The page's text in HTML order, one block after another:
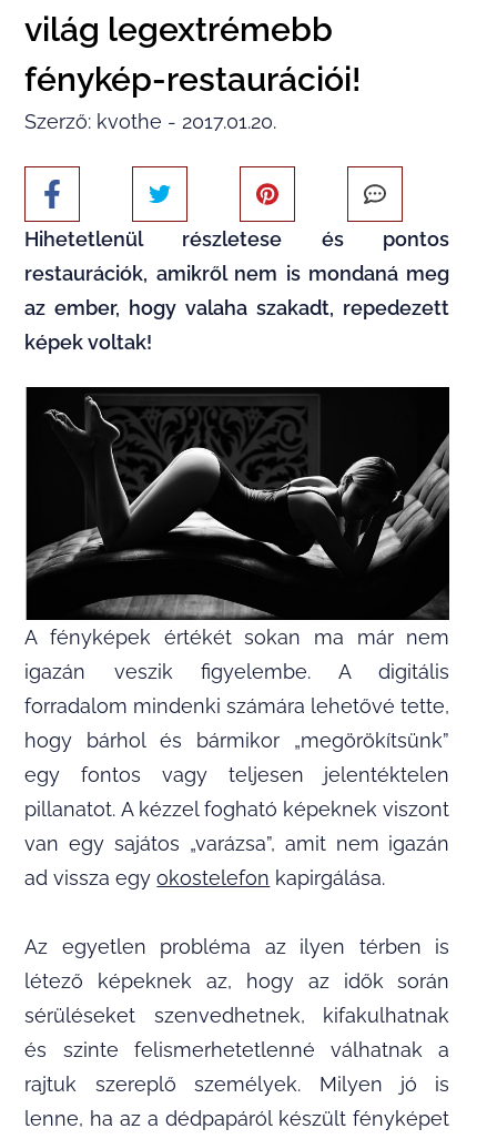
világ legextrémebb
fénykép-restaurációi!
Szerző: kvothe - 2017.01.20.
Hihetetlenül részletese és pontos
restaurációk, amikről nem is mondaná meg
az ember, hogy valaha szakadt, repedezett
képek voltak!
A fényképek értékét sokan ma már nem
igazán veszik figyelembe. A digitális
forradalom mindenki számára lehetővé tette,
hogy bárhol és bármikor „megörökítsünk”
egy fontos vagy teljesen jelentéktelen
pillanatot. A kézzel fogható képeknek viszont
van egy sajátos „varázsa”, amit nem igazán
ad vissza egyokostelefon kapirgálása.
Az egyetlen probléma az ilyen térben is
létező képeknek az, hogy az idők során
sérüléseket szenvedhetnek, kifakulhatnak
és szinte felismerhetetlenné válhatnak a
rajtuk szereplő személyek. Milyen jó is
lenne, ha az a dédpapáról készült fényképet